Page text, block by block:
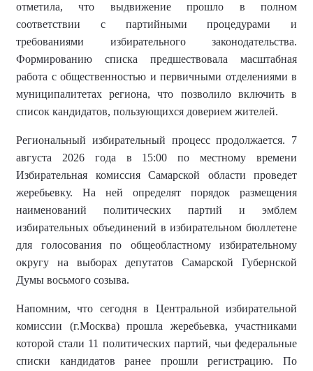
отметила, что выдвижение прошло в полном
соответствии с партийными процедурами и
требованиями избирательного законодательства.
Формированию списка предшествовала масштабная
работа с общественностью и первичными отделениями в
муниципалитетах региона, что позволило включить в
список кандидатов, пользующихся доверием жителей.
Региональный избирательный процесс продолжается. 7
августа 2026 года в 15:00 по местному времени
Избирательная комиссия Самарской области проведет
жеребьевку. На ней определят порядок размещения
наименований политических партий и эмблем
избирательных объединений в избирательном бюллетене
для голосования по общеобластному избирательному
округу на выборах депутатов Самарской Губернской
Думы восьмого созыва.
Напомним, что сегодня в Центральной избирательной
комиссии (г.Москва) прошла жеребьевка, участниками
которой стали 11 политических партий, чьи федеральные
списки кандидатов ранее прошли регистрацию. По